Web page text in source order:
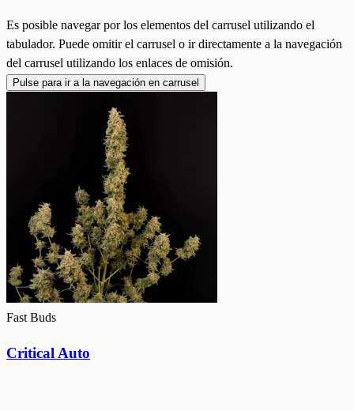
Es posible navegar por los elementos del carrusel utilizando el
tabulador. Puede omitir el carrusel o ir directamente a la navegación
del carrusel utilizando los enlaces de omisión.
Pulse para ir a la navegación en carrusel
Fast Buds
Critical Auto